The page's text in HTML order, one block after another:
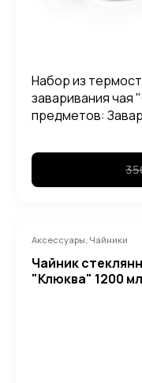
Набор из
заваривания чая
предметов:
Аксессуары, Чайники
Чайник
"Клюква" 1200 мл